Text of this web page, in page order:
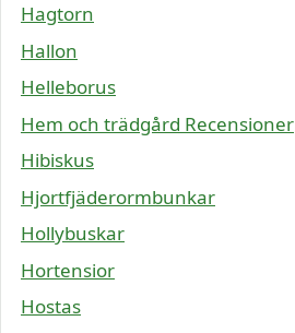
Hagtorn
Hallon
Helleborus
Hem och trädgård Recensioner
Hibiskus
Hjortfjäderormbunkar
Hollybuskar
Hortensior
Hostas